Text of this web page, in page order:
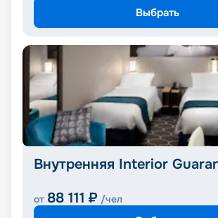
Выбрать
Внутренняя Interior
от 88 111 ₽ /чел